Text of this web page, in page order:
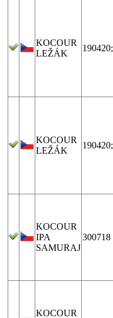
KOCOUR
LEŽÁK
190420;
KOCOUR
LEŽÁK
190420;
KOCOUR
IPA
SAMURAJ
300718
KOCOUR